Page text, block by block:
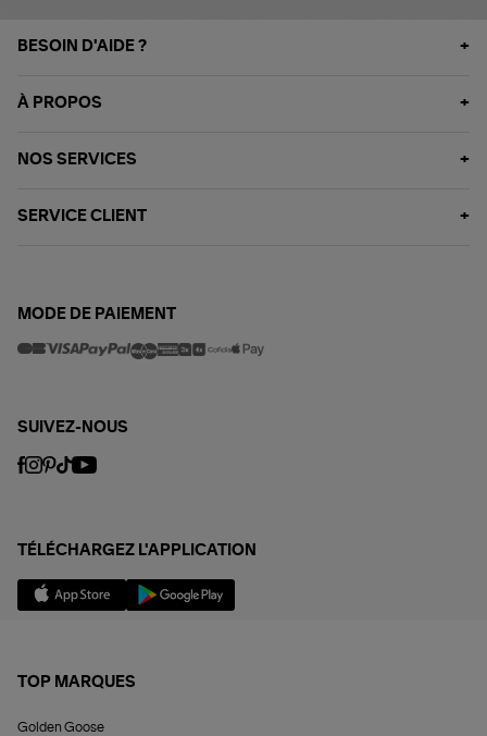
BESOIN D'AIDE ?
À PROPOS
NOS SERVICES
SERVICE CLIENT
MODE DE PAIEMENT
SUIVEZ-NOUS
TÉLÉCHARGEZ L'APPLICATION
TOP MARQUES
Golden Goose